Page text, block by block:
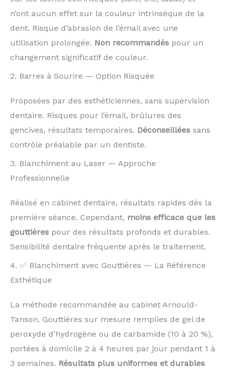
n’ont aucun effet sur la couleur intrinsèque de la
dent. Risque d’abrasion de l’émail avec une
utilisation prolongée. Non recommandés pour un
changement significatif de couleur.
2. Barres à Sourire — Option Risquée
Proposées par des esthéticiennes, sans supervision
dentaire. Risques pour l’émail, brûlures des
gencives, résultats temporaires. Déconseillées sans
contrôle préalable par un dentiste.
3. Blanchiment au Laser — Approche
Professionnelle
Réalisé en cabinet dentaire, résultats rapides dès la
première séance. Cependant, moins efficace que les
gouttières pour des résultats profonds et durables.
Sensibilité dentaire fréquente après le traitement.
4. ✅ Blanchiment avec Gouttières — La Référence
Esthétique
La méthode recommandée au cabinet Arnould-
Tanson. Gouttières sur mesure remplies de gel de
peroxyde d’hydrogène ou de carbamide (10 à 20 %),
portées à domicile 2 à 4 heures par jour pendant 1 à
3 semaines. Résultats plus uniformes et durables